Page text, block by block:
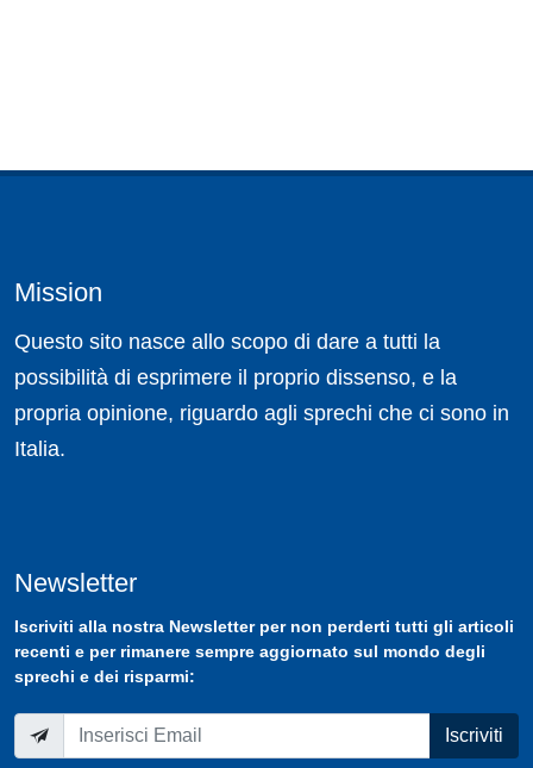
Mission
Questo sito nasce allo scopo di dare a tutti la
possibilità di esprimere il proprio dissenso, e la
propria opinione, riguardo agli sprechi che ci sono in
Italia.
Newsletter
Iscriviti alla nostra Newsletterper non perderti tutti gli articoli
recenti e per rimanere sempre aggiornato sul mondo degli
sprechi e dei risparmi:
Iscriviti